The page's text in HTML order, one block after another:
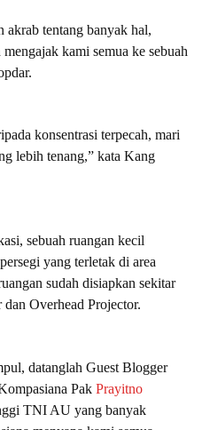
akrab tentang banyak hal,
kami semua ke sebuah
konsentrasi terpecah, mari
lebih tenang,” kata Kang
sebuah ruangan kecil
yang terletak di area
sudah disiapkan sekitar
Overhead Projector.
datanglah Guest Blogger
Pak Prayitno
TNI AU yang banyak